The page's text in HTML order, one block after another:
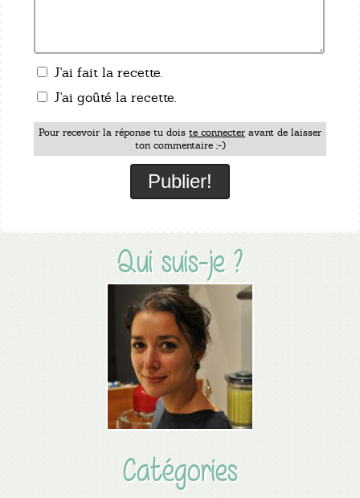
Qui suis-je ?
Catégories
J'ai fait la recette.
J'ai goûté la recette.
Pour recevoir la réponse tu dois te connecter avant de laisser
ton commentaire ;-)